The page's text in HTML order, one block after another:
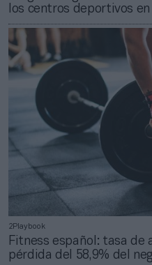
los centros deportivos
2Playbook
Fitness español: tasa de
pérdida del 58,9% del